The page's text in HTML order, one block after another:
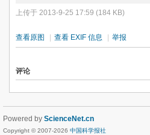
上传于 2013-9-25 17:59 (184 KB)
查看原图 查看 EXIF 信息 举报
评论
Powered by ScienceNet.cn
Copyright © 2007-2026 中国科学报社